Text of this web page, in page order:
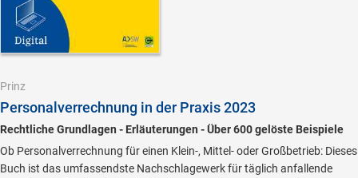
Prinz
Personalverrechnung in der Praxis 2023
Rechtliche Grundlagen - Erläuterungen - Über 600 gelöste Beispiele
Ob Personalverrechnung für einen Klein-, Mittel- oder Großbetrieb: Dieses
Buch ist das umfassendste Nachschlagewerk für täglich anfallende